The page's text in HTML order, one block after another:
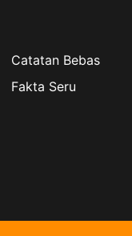
Catatan Bebas
Fakta Seru